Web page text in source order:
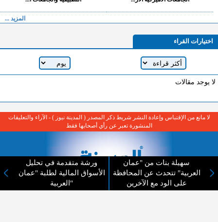
المزيد ...
اختيارات القراء
لا يوجد مقالات
سهيلة بنات من "عمان
العربية" تتحدث عن المحافظة
على الود مع الآخرين
ورشة متقدمة في تحليل
الأسواق المالية لطلبة "عمان
العربية"
لا مانع من الإقتباس وإعادة النشر شريط ذكر المصدر ( المدينة نيوز ) - الآراء والتعليقات
المنشورة تعبر عن رأي أصحابها فقط
عن المدينة الإخبارية